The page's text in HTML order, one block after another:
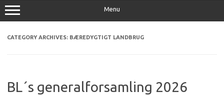
Menu
CATEGORY ARCHIVES: BÆREDYGTIGT LANDBRUG
BL´s generalforsamling 2026